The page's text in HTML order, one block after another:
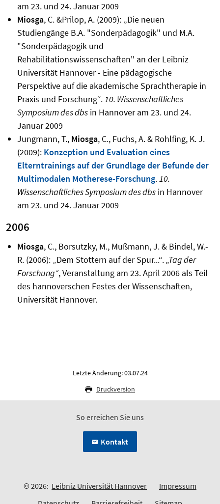
am 23. und 24. Januar 2009
Miosga, C. &Prilop, A. (2009): „Die neuen
Studiengänge B.A. "Sonderpädagogik" und M.A.
"Sonderpädagogik und
Rehabilitationswissenschaften" an der Leibniz
Universität Hannover - Eine pädagogische
Perspektive auf die akademische Sprachtherapie in
Praxis und Forschung“.10. Wissenschaftliches
Symposium des dbsin Hannover am 23. und 24.
Januar 2009
Jungmann, T., Miosga, C., Fuchs, A. & Rohlfing, K. J.
(2009): Konzeption und Evaluation eines
Elterntrainings auf der Grundlage der Befunde der
Multimodalen Motherese-Forschung.10.
Wissenschaftliches Symposium des dbsin Hannover
am 23. und 24. Januar 2009
2006
Miosga, C., Borsutzky, M., Mußmann, J. & Bindel, W.-
R. (2006): „Dem Stottern auf der Spur...“.„Tag der
Forschung“, Veranstaltung am 23. April 2006 als Teil
des hannoverschen Festes der Wissenschaften,
Universität Hannover.
Letzte Änderung: 03.07.24
Druckversion
So erreichen Sie uns
Kontakt
© 2026: Leibniz Universität Hannover
Impressum